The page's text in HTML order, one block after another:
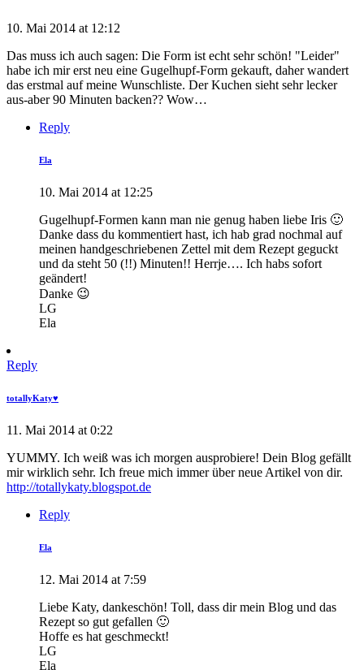
10. Mai 2014 at 12:12
Das muss ich auch sagen: Die Form ist echt sehr schön! "Leider"
habe ich mir erst neu eine Gugelhupf-Form gekauft, daher wandert
das erstmal auf meine Wunschliste. Der Kuchen sieht sehr lecker
aus-aber 90 Minuten backen?? Wow…
Reply
Ela
10. Mai 2014 at 12:25
Gugelhupf-Formen kann man nie genug haben liebe Iris 🙂
Danke dass du kommentiert hast, ich hab grad nochmal auf
meinen handgeschriebenen Zettel mit dem Rezept geguckt
und da steht 50 (!!) Minuten!! Herrje…. Ich habs sofort
geändert!
Danke 😉
LG
Ela
Reply
totallyKaty♥
11. Mai 2014 at 0:22
YUMMY. Ich weiß was ich morgen ausprobiere! Dein Blog gefällt
mir wirklich sehr. Ich freue mich immer über neue Artikel von dir.
http://totallykaty.blogspot.de
Reply
Ela
12. Mai 2014 at 7:59
Liebe Katy, dankeschön! Toll, dass dir mein Blog und das
Rezept so gut gefallen 🙂
Hoffe es hat geschmeckt!
LG
Ela